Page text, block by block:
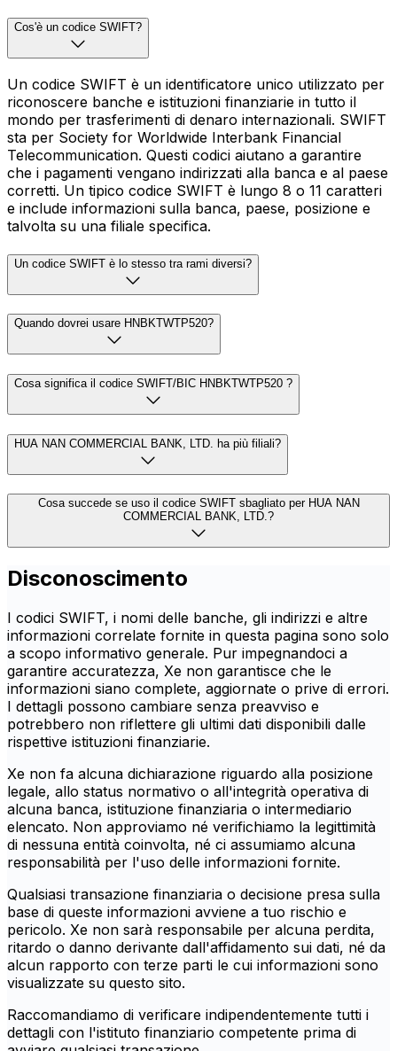
Cos'è un codice SWIFT?
Un codice SWIFT è un identificatore unico utilizzato per
riconoscere banche e istituzioni finanziarie in tutto il
mondo per trasferimenti di denaro internazionali. SWIFT
sta per Society for Worldwide Interbank Financial
Telecommunication. Questi codici aiutano a garantire
che i pagamenti vengano indirizzati alla banca e al paese
corretti. Un tipico codice SWIFT è lungo 8 o 11 caratteri
e include informazioni sulla banca, paese, posizione e
talvolta su una filiale specifica.
Un codice SWIFT è lo stesso tra rami diversi?
Quando dovrei usare HNBKTWTP520?
Cosa significa il codice SWIFT/BIC HNBKTWTP520 ?
HUA NAN COMMERCIAL BANK, LTD. ha più filiali?
Cosa succede se uso il codice SWIFT sbagliato per HUA NAN
COMMERCIAL BANK, LTD.?
Disconoscimento
I codici SWIFT, i nomi delle banche, gli indirizzi e altre
informazioni correlate fornite in questa pagina sono solo
a scopo informativo generale. Pur impegnandoci a
garantire accuratezza, Xe non garantisce che le
informazioni siano complete, aggiornate o prive di errori.
I dettagli possono cambiare senza preavviso e
potrebbero non riflettere gli ultimi dati disponibili dalle
rispettive istituzioni finanziarie.
Xe non fa alcuna dichiarazione riguardo alla posizione
legale, allo status normativo o all'integrità operativa di
alcuna banca, istituzione finanziaria o intermediario
elencato. Non approviamo né verifichiamo la legittimità
di nessuna entità coinvolta, né ci assumiamo alcuna
responsabilità per l'uso delle informazioni fornite.
Qualsiasi transazione finanziaria o decisione presa sulla
base di queste informazioni avviene a tuo rischio e
pericolo. Xe non sarà responsabile per alcuna perdita,
ritardo o danno derivante dall'affidamento sui dati, né da
alcun rapporto con terze parti le cui informazioni sono
visualizzate su questo sito.
Raccomandiamo di verificare indipendentemente tutti i
dettagli con l'istituto finanziario competente prima di